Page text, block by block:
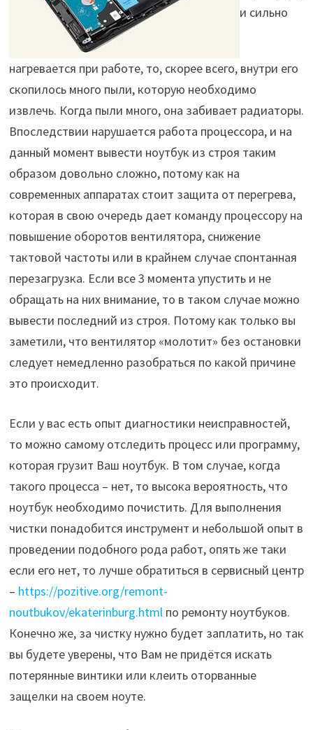
и сильно
нагревается при работе, то, скорее всего, внутри его
скопилось много пыли, которую необходимо
извлечь. Когда пыли много, она забивает радиаторы.
Впоследствии нарушается работа процессора, и на
данный момент вывести ноутбук из строя таким
образом довольно сложно, потому как на
современных аппаратах стоит защита от перегрева,
которая в свою очередь дает команду процессору на
повышение оборотов вентилятора, снижение
тактовой частоты или в крайнем случае спонтанная
перезагрузка. Если все 3 момента упустить и не
обращать на них внимание, то в таком случае можно
вывести последний из строя. Потому как только вы
заметили, что вентилятор «молотит» без остановки
следует немедленно разобраться по какой причине
это происходит.
Если у вас есть опыт диагностики неисправностей,
то можно самому отследить процесс или программу,
которая грузит Ваш ноутбук. В том случае, когда
такого процесса – нет, то высока вероятность, что
ноутбук необходимо почистить. Для выполнения
чистки понадобится инструмент и небольшой опыт в
проведении подобного рода работ, опять же таки
если его нет, то лучше обратиться в сервисный центр
– https://pozitive.org/remont-
noutbukov/ekaterinburg.htmlпо ремонту ноутбуков.
Конечно же, за чистку нужно будет заплатить, но так
вы будете уверены, что Вам не придётся искать
потерянные винтики или клеить оторванные
защелки на своем ноуте.